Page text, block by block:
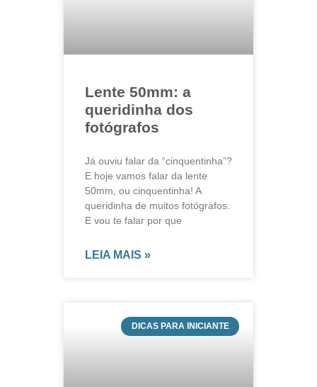
Lente 50mm: a
queridinha dos
fotógrafos
Já ouviu falar da “cinquentinha”?
E hoje vamos falar da lente
50mm, ou cinquentinha! A
queridinha de muitos fotógrafos.
E vou te falar por que
LEIA MAIS »
DICAS PARA INICIANTE